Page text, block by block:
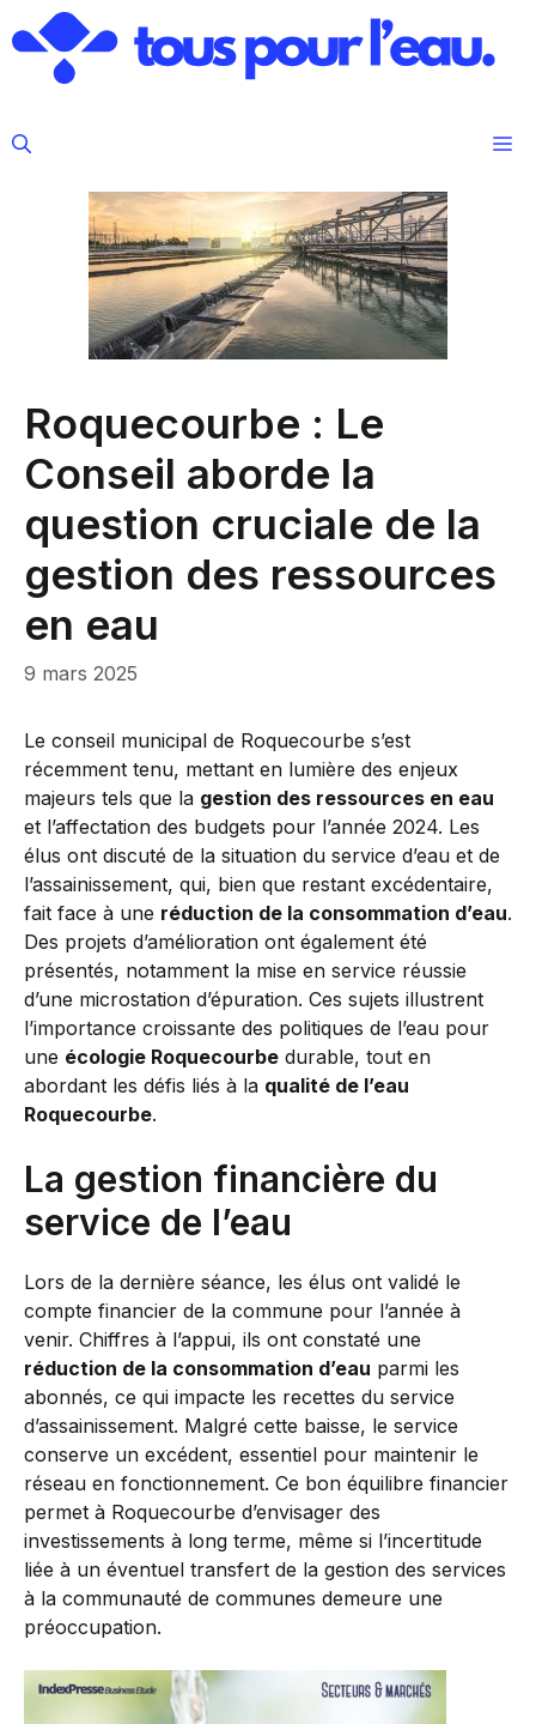
au
contenu
Roquecourbe : Le
Conseil aborde la
question cruciale de la
gestion des ressources
en eau
9 mars 2025
Le conseil municipal de Roquecourbe s’est
récemment tenu, mettant en lumière des enjeux
majeurs tels que la gestion des ressources en eau
et l’affectation des budgets pour l’année 2024. Les
élus ont discuté de la situation du service d’eau et de
l’assainissement, qui, bien que restant excédentaire,
fait face à une réduction de la consommation d’eau.
Des projets d’amélioration ont également été
présentés, notamment la mise en service réussie
d’une microstation d’épuration. Ces sujets illustrent
l’importance croissante des politiques de l’eau pour
une écologie Roquecourbe durable, tout en
abordant les défis liés à la qualité de l’eau
Roquecourbe.
La gestion financière du
service de l’eau
Lors de la dernière séance, les élus ont validé le
compte financier de la commune pour l’année à
venir. Chiffres à l’appui, ils ont constaté une
réduction de la consommation d’eau parmi les
abonnés, ce qui impacte les recettes du service
d’assainissement. Malgré cette baisse, le service
conserve un excédent, essentiel pour maintenir le
réseau en fonctionnement. Ce bon équilibre financier
permet à Roquecourbe d’envisager des
investissements à long terme, même si l’incertitude
liée à un éventuel transfert de la gestion des services
à la communauté de communes demeure une
préoccupation.